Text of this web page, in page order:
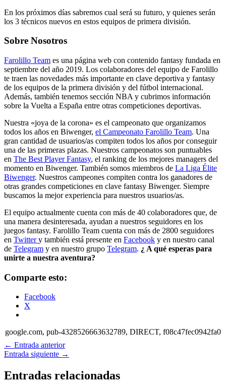
En los próximos días sabremos cual será su futuro, y quienes serán
los 3 técnicos nuevos en estos equipos de primera división.
Sobre Nosotros
Farolillo Team es una página web con contenido fantasy fundada en
septiembre del año 2019. Los colaboradores del equipo de Farolillo
te traen las novedades más importante en clave deportiva y fantasy
de los equipos de la primera división y del fútbol internacional.
Además, también tenemos sección NBA y cubrimos información
sobre la Vuelta a España entre otras competiciones deportivas.
Nuestra «joya de la corona» es el campeonato que organizamos
todos los años en Biwenger, el Campeonato Farolillo Team. Una
gran cantidad de usuarios/as compiten todos los años por conseguir
una de las primeras plazas. Nuestros campeonatos son puntuables
en The Best Player Fantasy, el ranking de los mejores managers del
momento en Biwenger. También somos miembros de La Liga Élite
Biwenger. Nuestros campeones compiten contra los ganadores de
otras grandes competiciones en clave fantasy Biwenger. Siempre
buscamos la mejor experiencia para nuestros usuarios/as.
El equipo actualmente cuenta con más de 40 colaboradores que, de
una manera desinteresada, ayudan a nuestros seguidores en los
juegos fantasy. Farolillo Team cuenta con más de 2800 seguidores
en Twittery también está presente en Facebook y en nuestro canal
de Telegram y en nuestro grupo Telegram. ¿ A qué esperas para
unirte a nuestra aventura?
Comparte esto:
Facebook
X
google.com, pub-4328526663632789, DIRECT, f08c47fec0942fa0
← Entrada anterior
Entrada siguiente →
Entradas relacionadas